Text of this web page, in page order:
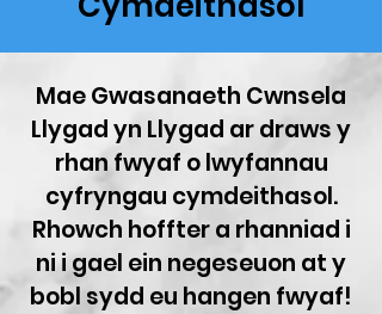
Mae Gwasanaeth Cwnsela
Llygad yn Llygad ar draws y
rhan fwyaf o lwyfannau
cyfryngau cymdeithasol.
Rhowch hoffter a rhanniad i
ni i gael ein negeseuon at y
bobl sydd eu hangen fwyaf!